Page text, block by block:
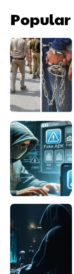
साइबर धोखाधड़ी
HIGHLIGHT
हर खाते के बदले मिलते